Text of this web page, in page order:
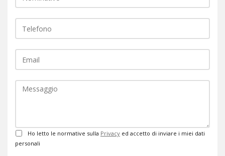
Privacy
Ho letto le normative sulla Privacy ed accetto di inviare i miei dati
personali